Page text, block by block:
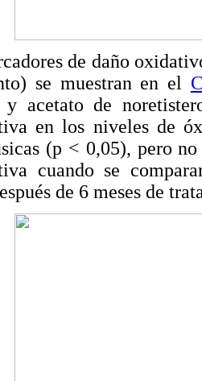
de daño
se muestran en el
y acetato de
en los niveles de
(p < 0,05), pero
cuando se
de 6 meses de